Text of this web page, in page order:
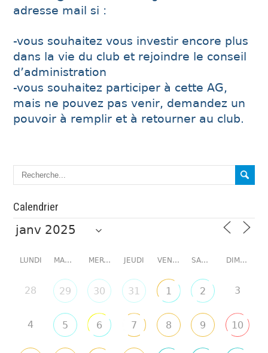
adresse mail si :
-vous souhaitez vous investir encore plus
dans la vie du club et rejoindre le conseil
d’administration
-vous souhaitez participer à cette AG,
mais ne pouvez pas venir, demandez un
pouvoir à remplir et à retourner au club.
Calendrier
LUNDI MARDI MERCREDI JEUDI VENDREDI SAMEDI DIMANCHE
28 29 30 31 1 2 3
4 5 6 7 8 9 10